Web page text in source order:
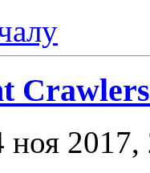
Crawlers
ноя 2017,